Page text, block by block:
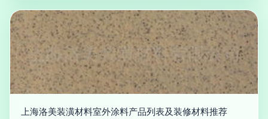
上海洛美装潢材料室外涂料产品列表及装修材料推荐